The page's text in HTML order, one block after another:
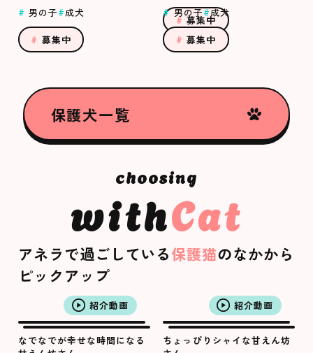
募集中
男の子
成犬
募集中
男の子 成犬
募集中
保護犬一覧
withCat
アネラで過ごしている保護猫のなかから
ピックアップ
紹介動画
なでなでが幸せな時間になる
紹介動画
ちょっぴりシャイな甘えん坊